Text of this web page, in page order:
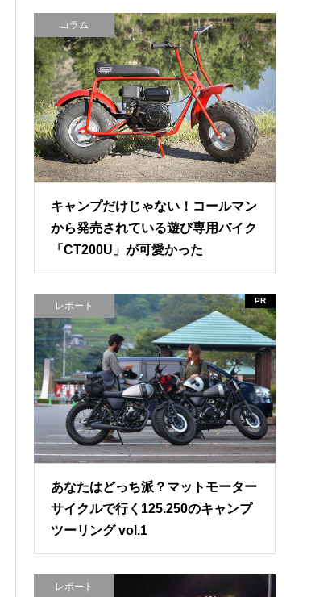
コラム
キャンプだけじゃない！コールマン
から発売されている遊び専用バイク
「CT200U」が可愛かった
レポート PR
あなたはどっち派？マットモーター
サイクルで行く125.250のキャンプ
ツーリング vol.1
レポート